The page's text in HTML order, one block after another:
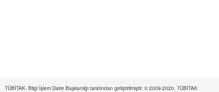
TÜBİTAK- Bilgi İşlem Daire Başkanlığı tarafından geliştirilmiştir. © 2009-2020, TÜBİTAK